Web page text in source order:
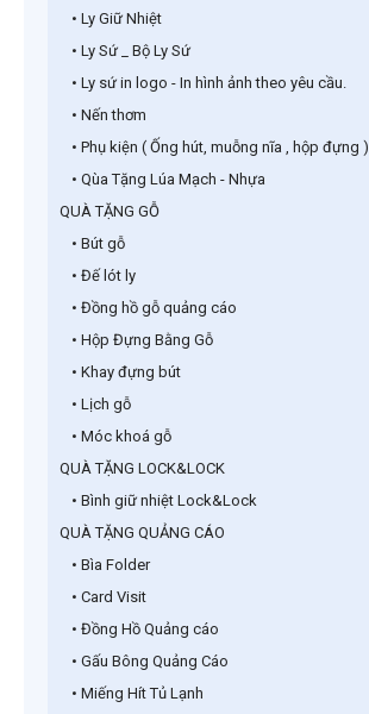
• Ly Giữ Nhiệt
• Ly Sứ _ Bộ Ly Sứ
• Ly sứ in logo - In hình ảnh theo yêu cầu.
• Nến thơm
• Phụ kiện ( Ống hút, muỗng nĩa , hộp đựng )
• Qùa Tặng Lúa Mạch - Nhựa
QUÀ TẶNG GỖ
• Bút gỗ
• Đế lót ly
• Đồng hồ gỗ quảng cáo
• Hộp Đựng Bằng Gỗ
• Khay đựng bút
• Lịch gỗ
• Móc khoá gỗ
QUÀ TẶNG LOCK&LOCK
• Bình giữ nhiệt Lock&Lock
QUÀ TẶNG QUẢNG CÁO
• Bìa Folder
• Card Visit
• Đồng Hồ Quảng cáo
• Gấu Bông Quảng Cáo
• Miếng Hít Tủ Lạnh